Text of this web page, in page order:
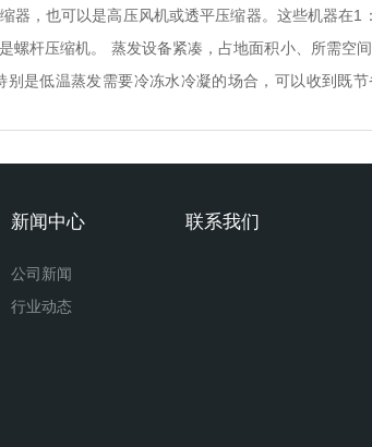
器，也可以是高压风机或透平压缩器。这些机器在1
杆压缩机。 蒸发设备紧凑，占地面积小、所需空间
是低温蒸发需要冷冻水冷凝的场合，可以收到既
新闻中心
公司新闻
行业动态
联系我们